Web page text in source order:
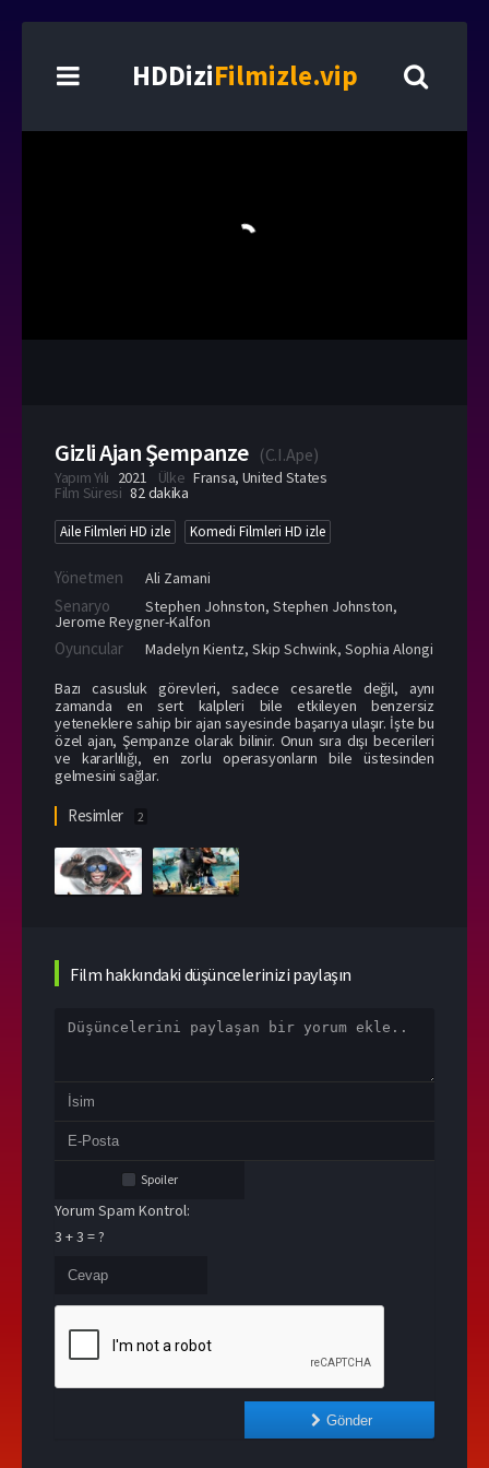
HDDiziFilmizle.vip
Gizli Ajan Şempanze (C.I.Ape)
Yapım Yılı 2021 Ülke Fransa, United States
Film Süresi 82 dakika
Aile Filmleri HD izle Komedi Filmleri HD izle
Yönetmen Ali Zamani
Senaryo Stephen Johnston, Stephen Johnston,
Jerome Reygner-Kalfon
Oyuncular Madelyn Kientz, Skip Schwink, Sophia Alongi
Bazı casusluk görevleri, sadece cesaretle değil, aynı
zamanda en sert kalpleri bile etkileyen benzersiz
yeteneklere sahip bir ajan sayesinde başarıya ulaşır. İşte bu
özel ajan, Şempanze olarak bilinir. Onun sıra dışı becerileri
ve kararlılığı, en zorlu operasyonların bile üstesinden
gelmesini sağlar.
Resimler 2
Film hakkındaki düşüncelerinizi paylaşın
Spoiler
Yorum Spam Kontrol:
3 + 3 = ?
Gönder